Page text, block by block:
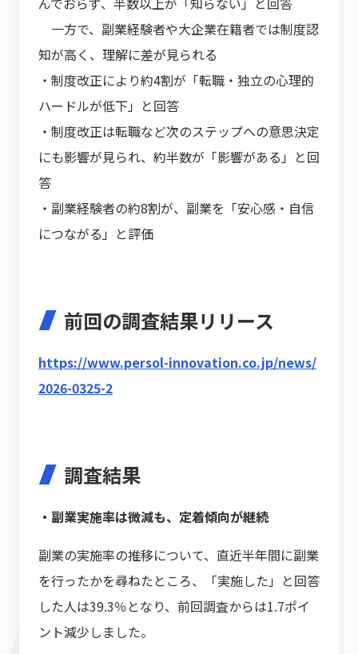
一方で、副業経験者や大企業在籍者では制度認
知が高く、理解に差が見られる
・制度改正により約4割が「転職・独立の心理的
ハードルが低下」と回答
・制度改正は転職など次のステップへの意思決定
にも影響が見られ、約半数が「影響がある」と回
答
・副業経験者の約8割が、副業を「安心感・自信
につながる」と評価
前回の調査結果リリース
https://www.persol-innovation.co.jp/news/
2026-0325-2
調査結果
・副業実施率は微減も、定着傾向が継続
副業の実施率の推移について、直近半年間に副業
を行ったかを尋ねたところ、「実施した」と回答
した人は39.3％となり、前回調査からは1.7ポイ
ント減少しました。